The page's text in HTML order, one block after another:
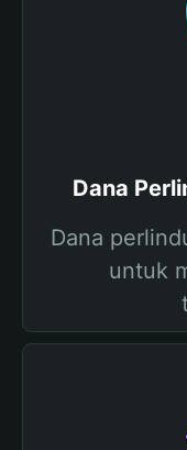
Dana
Dana
untuk